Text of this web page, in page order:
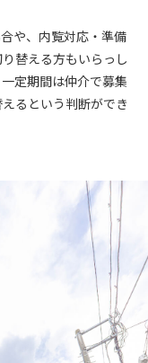
や、内覧対応・準備
替える方もいらっし
定期間は仲介で募集
るという判断ができ